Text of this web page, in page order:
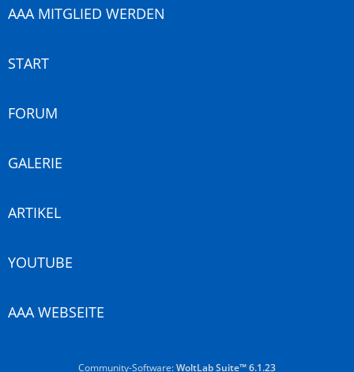
AAA MITGLIED WERDEN
START
FORUM
GALERIE
ARTIKEL
YOUTUBE
AAA WEBSEITE
Community-Software:WoltLab Suite™ 6.1.23